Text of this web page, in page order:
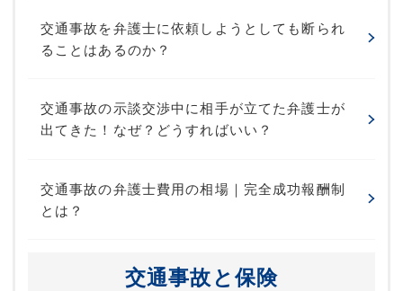
交通事故を弁護士に依頼しようとしても断られ
ることはあるのか？
交通事故の示談交渉中に相手が立てた弁護士が
出てきた！なぜ？どうすればいい？
交通事故の弁護士費用の相場｜完全成功報酬制
とは？
交通事故と保険